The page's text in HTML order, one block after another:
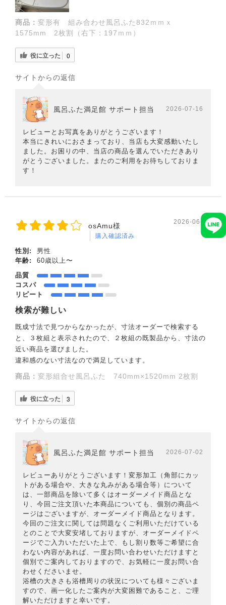
商品： 変形有 組み合わせ風呂ふた832ｍｍｘ
1575mm 2枚割（右下：197ｍｍ）
役に立った 0
サイトからの返信
風呂ふた満足館 サポート担当 2026-07-16
レビューとお写真をありがとうございます！
本当にきれいにおさまっており、当店も大変感動いたし
ました。お困りの中、当店の商品を選んでいただきあり
がとうございました。またのご利用をお待ちしておりま
す！
osAmu様
購入確認済み
2026-06-25
性別:
男性
年齢:
60歳以上〜
品質
コスパ
リピート
検索が難しい
既成寸法で見つからなかったが、寸法オーダーで検索する
と、３枚組と表示されたので、２枚組の既製品から、寸法の
近い商品を選びました。
違和感のない寸法なので満足しています。
商品： 変形組合せ風呂ふた 740mm×1520mm 2枚割
役に立った 3
サイトからの返信
風呂ふた満足館 サポート担当 2026-07-02
レビューありがとうございます！変形加工（角部にカッ
トがある場合や、大きな丸みがある場合等）について
は、一部商品を除いて多くはオーダーメイド商品とな
り、今回ご注文頂いた本商品についても、個別の商品ペ
ージはございますが、オーダーメイド商品となります。
今回のご注文に関しては問題なくご利用いただけている
とのことで大変安堵しておりますが、オーダーメイドペ
ージでご入力いただいた上で、もし割り数等ご希望に合
わない内容があれば、一度お問い合わせいただけますと
個別でご案内しておりますので、お気軽に一度お問い合
わせくださいませ。
浴槽の大きさも浴槽周りの状況についても様々ございま
すので、画一化したご案内が大変困難であること、ご理
解いただけますと幸いです。